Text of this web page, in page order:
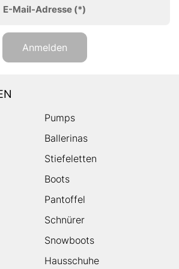
E-Mail-Adresse (*)
Anmelden
Pumps
Ballerinas
Stiefeletten
Boots
Pantoffel
Schnürer
Snowboots
Hausschuhe